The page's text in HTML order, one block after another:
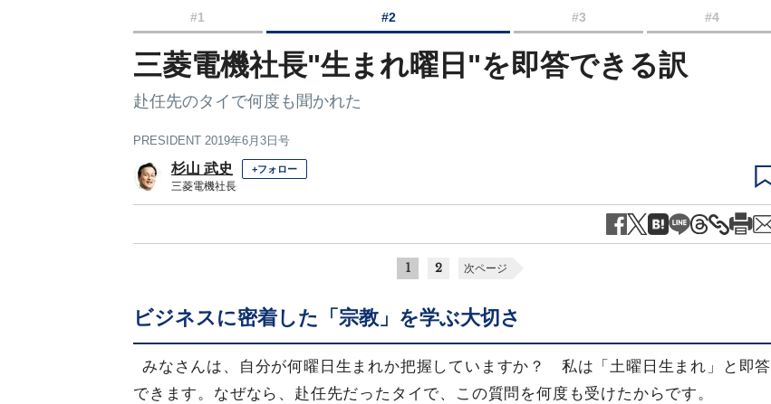
#1 #2 #3 #4
三菱電機社長"生まれ曜日"を即答できる訳
赴任先のタイで何度も聞かれた
PRESIDENT 2019年6月3日号
杉山 武史 +フォロー
三菱電機社長
1 2 次ページ
ビジネスに密着した「宗教」を学ぶ大切さ
みなさんは、自分が何曜日生まれか把握していますか？ 私は「土曜日生まれ」と即答
できます。なぜなら、赴任先だったタイで、この質問を何度も受けたからです。